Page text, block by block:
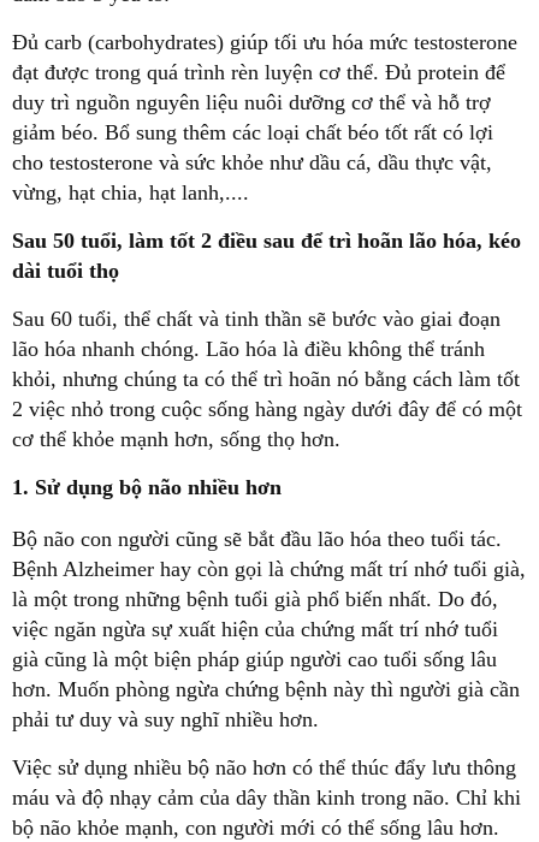
Đủ carb (carbohydrates) giúp tối ưu hóa mức testosterone
đạt được trong quá trình rèn luyện cơ thể. Đủ protein để
duy trì nguồn nguyên liệu nuôi dưỡng cơ thể và hỗ trợ
giảm béo. Bổ sung thêm các loại chất béo tốt rất có lợi
cho testosterone và sức khỏe như dầu cá, dầu thực vật,
vừng, hạt chia, hạt lanh,....
Sau 50 tuổi, làm tốt 2 điều sau để trì hoãn lão hóa, kéo
dài tuổi thọ
Sau 60 tuổi, thể chất và tinh thần sẽ bước vào giai đoạn
lão hóa nhanh chóng. Lão hóa là điều không thể tránh
khỏi, nhưng chúng ta có thể trì hoãn nó bằng cách làm tốt
2 việc nhỏ trong cuộc sống hàng ngày dưới đây để có một
cơ thể khỏe mạnh hơn, sống thọ hơn.
1. Sử dụng bộ não nhiều hơn
Bộ não con người cũng sẽ bắt đầu lão hóa theo tuổi tác.
Bệnh Alzheimer hay còn gọi là chứng mất trí nhớ tuổi già,
là một trong những bệnh tuổi già phổ biến nhất. Do đó,
việc ngăn ngừa sự xuất hiện của chứng mất trí nhớ tuổi
già cũng là một biện pháp giúp người cao tuổi sống lâu
hơn. Muốn phòng ngừa chứng bệnh này thì người già cần
phải tư duy và suy nghĩ nhiều hơn.
Việc sử dụng nhiều bộ não hơn có thể thúc đẩy lưu thông
máu và độ nhạy cảm của dây thần kinh trong não. Chỉ khi
bộ não khỏe mạnh, con người mới có thể sống lâu hơn.